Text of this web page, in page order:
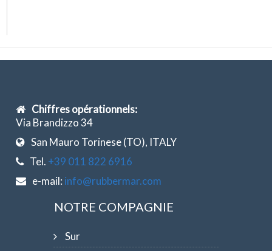
Chiffres opérationnels:
Via Brandizzo 34
San Mauro Torinese (TO), ITALY
Tel. +39 011 822 6916
e-mail: info@rubbermar.com
NOTRE COMPAGNIE
Sur